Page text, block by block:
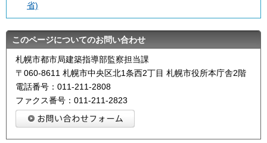
省)
このページについてのお問い合わせ
札幌市都市局建築指導部監察担当課
〒060-8611 札幌市中央区北1条西2丁目 札幌市役所本庁舎2階
電話番号：011-211-2808
ファクス番号：011-211-2823